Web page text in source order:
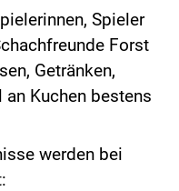
Spieler
Forst
Getränken,
Kuchen bestens
werden bei